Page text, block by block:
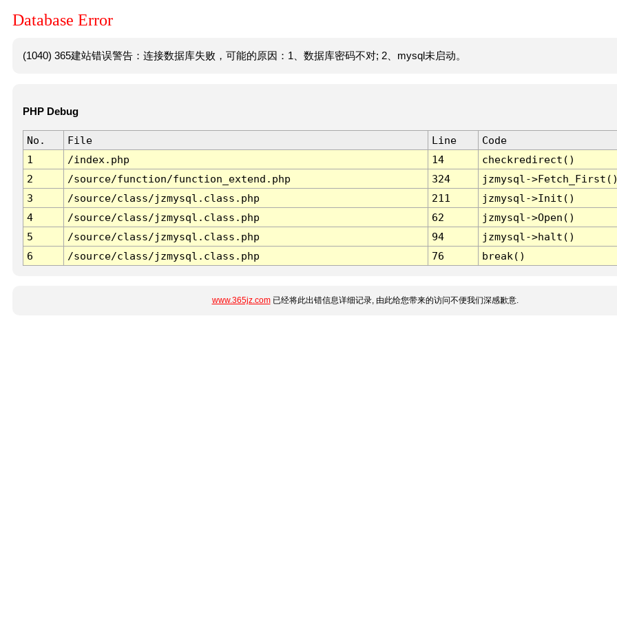
Database Error
(1040) 365建站错误警告：连接数据库失败，可能的原因：1、数据库密码不对; 2、mysql未启动。
PHP Debug
No. File Line
Code
1
/index.php 14
checkredirect()
2
/source/function/function_extend.php 324
jzmysql-
3
/source/class/jzmysql.class.php 211
jzmysql->Init()
4
/source/class/jzmysql.class.php 62
jzmysql->Open()
5
/source/class/jzmysql.class.php 94
jzmysql->halt()
6
/source/class/jzmysql.class.php 76 break()
www.365jz.com已经将此出错信息详细记录, 由此给您带来的访问不便我们深感歉意.